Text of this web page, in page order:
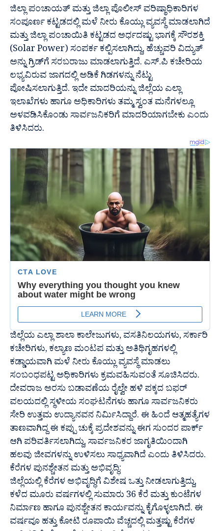
ಜಿಲ್ಲಾ ಪಂಚಾಯತ್‌ ಮತ್ತು ಜಿಲ್ಲಾ ಪೊಲೀಸ್ ವರಿಷ್ಠಾಧಿಕಾರಿಗಳ
ಸಂಪೂರ್ಣ ಕಟ್ಟಡದಲ್ಲಿ ಮಳೆ ನೀರು ಕೊಯ್ಲು ವ್ಯವಸ್ಥೆ ಮಾಡಲಾಗಿದೆ
ಮತ್ತು ಜಿಲ್ಲಾ ಪಂಚಾಯಿತಿ ಕಟ್ಟಡದ ಅರ್ಧದಷ್ಟು ಭಾಗಕ್ಕೆ ಸೌರಶಕ್ತಿ
(Solar Power) ಸಂಪರ್ಕ ಕಲ್ಪಿಸಲಾಗಿದ್ದು, ಹೆಚ್ಚುವರಿ ವಿದ್ಯುತ್
ಅನ್ನು ಗ್ರಿಡ್‌ಗೆ ಸರಬರಾಜು ಮಾಡಲಾಗುತ್ತಿದೆ. ಎಸ್.ಪಿ ಕಚೇರಿಯ
ಲಭ್ಯವಿರುವ ಜಾಗದಲ್ಲಿ ಅಡಿಕೆ ಗಿಡಗಳನ್ನು ನೆಟ್ಟು
ಪೋಷಿಸಲಾಗುತ್ತಿದೆ. ಇದೇ ಮಾದರಿಯನ್ನು ಜಿಲ್ಲೆಯ ಎಲ್ಲಾ
ಇಲಾಖೆಗಳು ಹಾಗೂ ಅಧಿಕಾರಿಗಳು ತಮ್ಮ ಸ್ವಂತ ಮನೆಗಳಲ್ಲೂ
ಅಳವಡಿಸಿಕೊಂಡು ಸಾರ್ವಜನಿಕರಿಗೆ ಮಾದರಿಯಾಗಬೇಕು ಎಂದು
ತಿಳಿಸಿದರು.
ಜಿಲ್ಲೆಯ ಎಲ್ಲಾ ಶಾಲಾ ಕಾಲೇಜುಗಳು, ವಸತಿನಿಲಯಗಳು, ಸರ್ಕಾರಿ
ಕಚೇರಿಗಳು, ಕಲ್ಯಾಣ ಮಂಟಪ ಮತ್ತು ಅತಿಥಿಗೃಹಗಳಲ್ಲಿ
ಕಡ್ಡಾಯವಾಗಿ ಮಳೆ ನೀರು ಕೊಯ್ಲು ವ್ಯವಸ್ಥೆ ಮಾಡಲು
ಸಂಬಂಧಪಟ್ಟ ಅಧಿಕಾರಿಗಳು ಕ್ರಮವಹಿಸುವಂತೆ ಸೂಚಿಸಿದರು.
ದೇವರಾಜ ಅರಸು ಬಡಾವಣೆಯ ರೈಲ್ವೇ ಹಳಿ ಪಕ್ಕದ ಬಫರ್
ವಲಯದಲ್ಲಿ ಸ್ಥಳೀಯ ಸಂಘಟನೆಗಳು ಹಾಗೂ ಸಾರ್ವಜನಿಕರು
ಸೇರಿ ಉತ್ತಮ ಉದ್ಯಾನವನ ನಿರ್ಮಿಸಿದ್ದಾರೆ. ಈ ಹಿಂದೆ ಆತ್ಮಹತ್ಯೆಗಳ
ತಾಣವಾಗಿದ್ದ ಈ ಕಪ್ಪು ಚುಕ್ಕೆ ಪ್ರದೇಶವನ್ನು ಈಗ ಸುಂದರ ಪಾರ್ಕ್
ಆಗಿ ಪರಿವರ್ತಿಸಲಾಗಿದ್ದು, ಸಾರ್ವಜನಿಕರ ಜಾಗೃತಿಯಿಂದಾಗಿ
ಹಲವು ಜೀವಗಳನ್ನು ಉಳಿಸಲು ಸಾಧ್ಯವಾಗಿದೆ ಎಂದು ತಿಳಿಸಿದರು.
ಕೆರೆಗಳ ಪುನಶ್ಚೇತನ ಮತ್ತು ಅಭಿವೃದ್ಧಿ:
ಜಿಲ್ಲೆಯಲ್ಲಿ ಕೆರೆಗಳ ಅಭಿವೃದ್ಧಿಗೆ ವಿಶೇಷ ಒತ್ತು ನೀಡಲಾಗುತ್ತಿದ್ದು,
ಕಳೆದ ಮೂರು ವರ್ಷಗಳಲ್ಲಿ ಸುಮಾರು 36 ಕೆರೆ ಮತ್ತು ಕುಂಟೆಗಳ
ನಿರ್ಮಾಣ ಹಾಗೂ ಪುನಶ್ಚೇತನ ಕಾರ್ಯವನ್ನು ಕೈಗೊಳ್ಳಲಾಗಿದೆ. ಈ
ವರ್ಷವೂ ಹತ್ತು ಕೋಟಿ ರೂಪಾಯಿ ವೆಚ್ಚದಲ್ಲಿ ಮತ್ತಷ್ಟು ಕೆರೆಗಳ